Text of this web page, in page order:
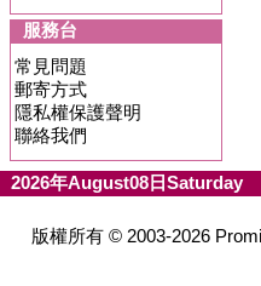
服務台
常見問題
郵寄方式
隱私權保護聲明
聯絡我們
2026年August08日Saturday
版權所有 © 2003-2026